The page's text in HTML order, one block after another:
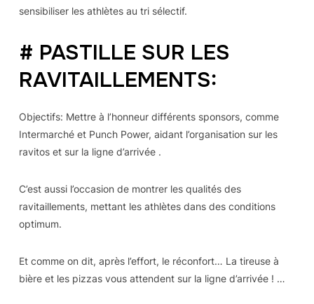
sensibiliser les athlètes au tri sélectif.
# PASTILLE SUR LES
RAVITAILLEMENTS:
Objectifs: Mettre à l’honneur différents sponsors, comme
Intermarché et Punch Power, aidant l’organisation sur les
ravitos et sur la ligne d’arrivée .
C’est aussi l’occasion de montrer les qualités des
ravitaillements, mettant les athlètes dans des conditions
optimum.
Et comme on dit, après l’effort, le réconfort… La tireuse à
bière et les pizzas vous attendent sur la ligne d’arrivée ! …